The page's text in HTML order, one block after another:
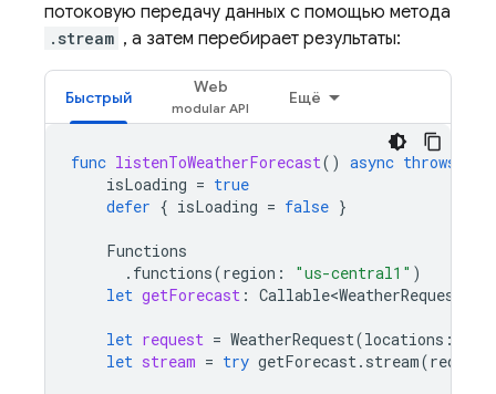
потоковую передачу данных с помощью метода
.stream , а затем перебирает результаты:
Быстрый
Web
Ещё
func listenToWeatherForecast() async throws
isLoading = true
defer { isLoading = false }
Functions
. functions(region : "us-central1" )
let getForecast : Callable<WeatherRequest
let request = WeatherRequest(locations :
let stream = try getForecast. stream(request